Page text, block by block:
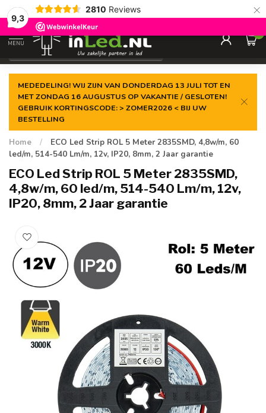
9,3
2810 Reviews ×
Gegarandeerde delaagste prijs
MENU
0
MEDEDELING! WIJ ZIJN VAN DONDERDAG 13 JULI TOT EN
MET ZONDAG 16 AUGUSTUS OP VAKANTIE / GESLOTEN!
GEBRUIK KORTINGSCODE: > ZOMER2026 < BIJ UW
BESTELLING
Home /
ECO Led Strip ROL 5 Meter 2835SMD, 4,8w/m, 60
led/m, 514-540 Lm/m, 12v, IP20, 8mm, 2 Jaar garantie
ECO Led Strip ROL 5 Meter 2835SMD,
4,8w/m, 60 led/m, 514-540 Lm/m, 12v,
IP20, 8mm, 2 Jaar garantie